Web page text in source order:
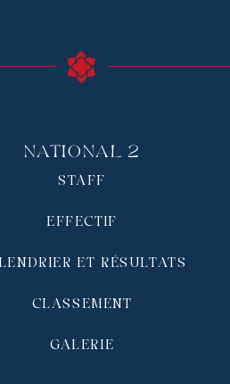
National 2
STAFF
EFFECTIF
ET RÉSULTATS
CLASSEMENT
GALERIE